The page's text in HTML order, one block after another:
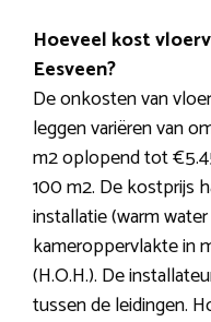
Hoeveel kost
Eesveen?
De onkosten van
leggen variëren van
m2 oplopend tot
100 m2. De kostprijs
installatie (warm
kameroppervlakte in
(H.O.H.). De
tussen de leidingen.